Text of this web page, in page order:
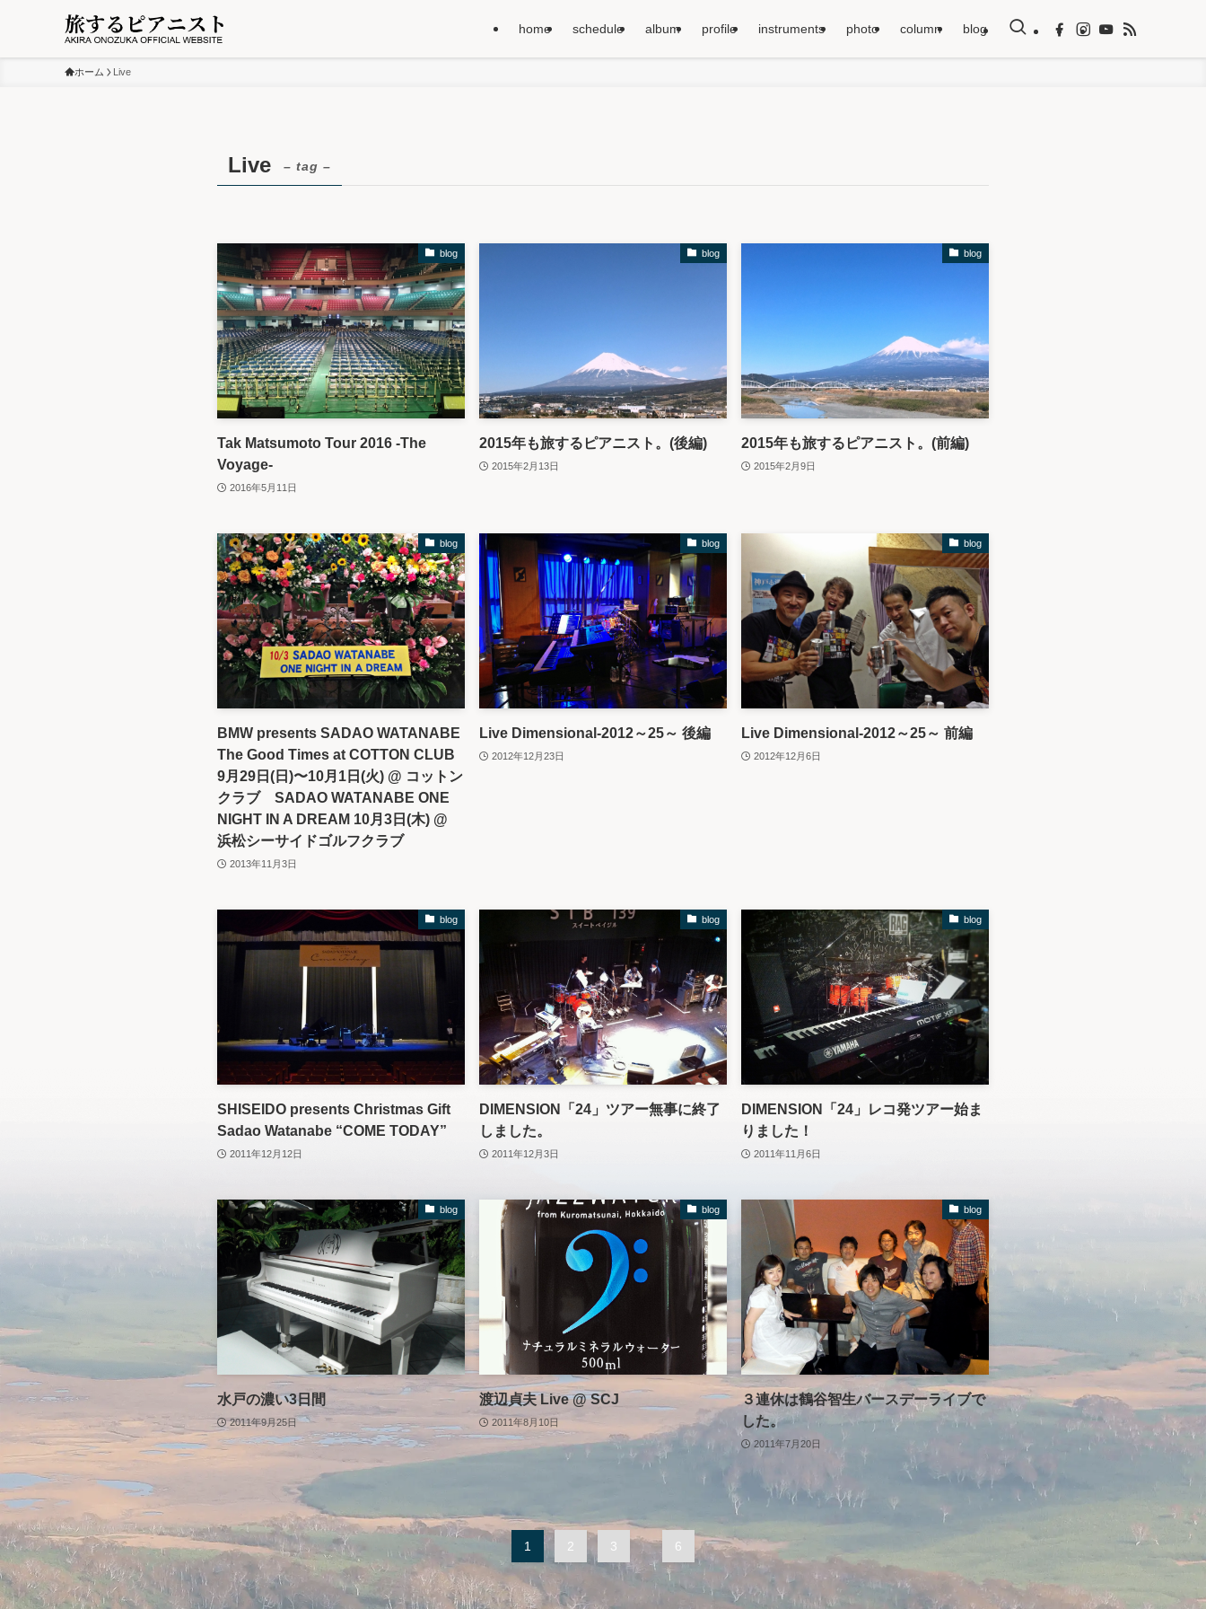
home schedule album profile instruments photo column blog
ホーム Live
Live – tag –
blog
Tak Matsumoto Tour 2016 -The
Voyage-
2016年5月11日
blog
2015年も旅するピアニスト。(後編)
2015年2月13日
blog
2015年も旅するピアニスト。(前編)
2015年2月9日
blog
BMW presents SADAO WATANABE
The Good Times at COTTON CLUB
9月29日(日)〜10月1日(火) @ コットン
クラブ SADAO WATANABE ONE
NIGHT IN A DREAM 10月3日(木) @
浜松シーサイドゴルフクラブ
2013年11月3日
blog
Live Dimensional-2012～25～ 後編
2012年12月23日
blog
Live Dimensional-2012～25～ 前編
2012年12月6日
blog
SHISEIDO presents Christmas Gift
Sadao Watanabe “COME TODAY”
2011年12月12日
blog
DIMENSION「24」ツアー無事に終了
しました。
2011年12月3日
blog
DIMENSION「24」レコ発ツアー始ま
りました！
2011年11月6日
blog
水戸の濃い3日間
2011年9月25日
blog
渡辺貞夫 Live @ SCJ
2011年8月10日
blog
３連休は鶴谷智生バースデーライブで
した。
2011年7月20日
1 2 3 ... 6